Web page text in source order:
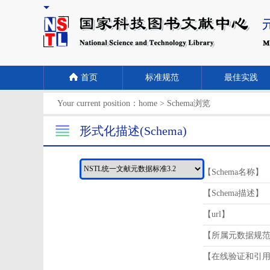
首页 标准规范 最佳实践
Your current position： home > Schema浏览
形式化描述(Schema)
【Schema名称】
【Schema描述】
【url】
【所属元数据规
【在线验证和引